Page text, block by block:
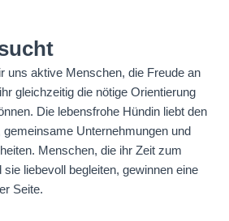
uns aktive Menschen, die Freude an
gleichzeitig die nötige Orientierung
Die lebensfrohe Hündin liebt den
Unternehmungen und
Menschen, die ihr Zeit zum
liebevoll begleiten, gewinnen eine
Seite.